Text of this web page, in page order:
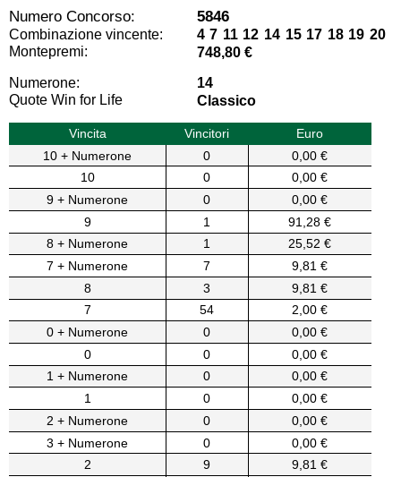
Numero Concorso: 5846
Combinazione vincente:
4 7 11 12 14 15 17 18 19 20
Montepremi:
748,80 €
Numerone:
14
Quote Win for Life
Classico
Vincita Vincitori
Euro
10 + Numerone
0
0,00 €
10
0
0,00 €
9 + Numerone
0
0,00 €
9
1
91,28 €
8 + Numerone
1
25,52 €
7 + Numerone
7
9,81 €
8
3
9,81 €
7
54
2,00 €
0 + Numerone
0
0,00 €
0
0
0,00 €
1 + Numerone
0
0,00 €
1
0
0,00 €
2 + Numerone
0
0,00 €
3 + Numerone
0
0,00 €
2
9
9,81 €